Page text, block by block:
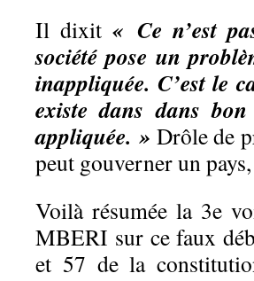
Il dixit « Ce n’est
société pose un
inappliquée. C’est le
existe dans dans
appliquée. » Drôle de
peut gouverner un
Voilà résumée la 3e
MBERI sur ce faux
et 57 de la